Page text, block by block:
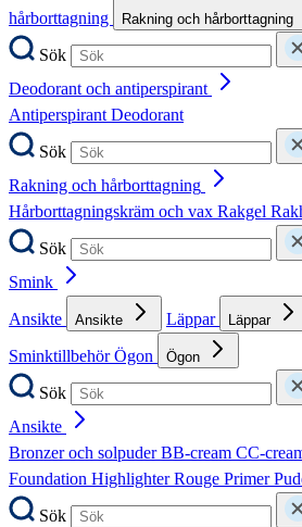
hårborttagning
Rakning och hårborttagning
Sök
Deodorant och antiperspirant
AntiperspirantDeodorant
Sök
Rakning och hårborttagning
Hårborttagningskräm och vax Rakgel
Sök
Smink
Ansikte
Ansikte Läppar Läppar
SminktillbehörÖgon Ögon
Sök
Ansikte
Bronzer och solpuderBB-cream CC-
Foundation HighlighterRouge Primer
Sök